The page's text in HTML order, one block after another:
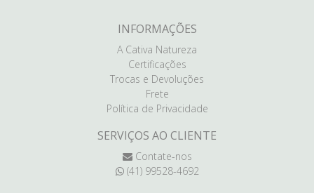
INFORMAÇÕES
A Cativa Natureza
Certificações
Trocas e Devoluções
Frete
Política de Privacidade
SERVIÇOS AO CLIENTE
Contate-nos
(41) 99528-4692